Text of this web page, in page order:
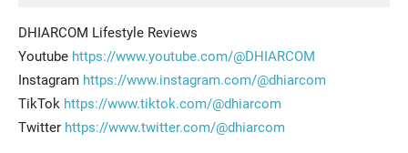
DHIARCOM Lifestyle Reviews
Youtube https://www.youtube.com/@DHIARCOM
Instagram https://www.instagram.com/@dhiarcom
TikTok https://www.tiktok.com/@dhiarcom
Twitter https://www.twitter.com/@dhiarcom